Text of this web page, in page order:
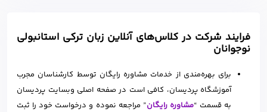
فرایند شرکت در کلاس‌های آنلاین زبان ترکی استانبولی
نوجوانان
برای بهره‌مندی از خدمات مشاوره رایگان توسط کارشناسان مجرب
آموزشگاه پردیسان، کافی است در صفحه اصلی وبسایت پردیسان
به قسمت “مشاوره رایگان” مراجعه نموده و درخواست خود را ثبت